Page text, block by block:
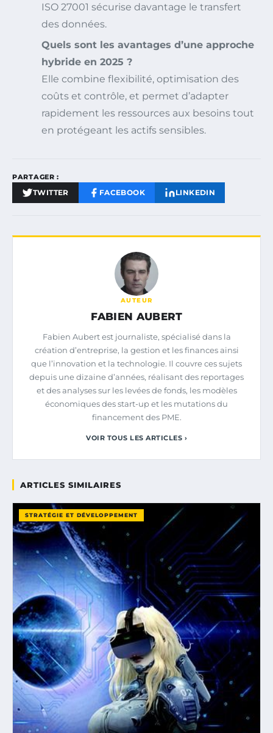
ISO 27001 sécurise davantage le transfert
des données.
Quels sont les avantages d’une approche
hybride en 2025 ?
Elle combine flexibilité, optimisation des
coûts et contrôle, et permet d’adapter
rapidement les ressources aux besoins tout
en protégeant les actifs sensibles.
PARTAGER :
TWITTER FACEBOOK LINKEDIN
AUTEUR
FABIEN AUBERT
Fabien Aubert est journaliste, spécialisé dans la
création d’entreprise, la gestion et les finances ainsi
que l’innovation et la technologie. Il couvre ces sujets
depuis une dizaine d’années, réalisant des reportages
et des analyses sur les levées de fonds, les modèles
économiques des start-up et les mutations du
financement des PME.
VOIR TOUS LES ARTICLES ›
ARTICLES SIMILAIRES
STRATÉGIE ET DÉVELOPPEMENT